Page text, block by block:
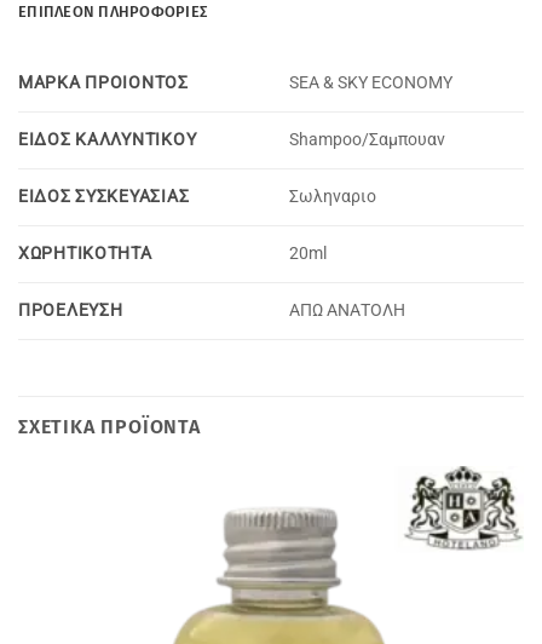
ΕΠΙΠΛΈΟΝ ΠΛΗΡΟΦΟΡΊΕΣ
ΜΑΡΚΑ ΠΡΟΙΟΝΤΟΣ SEA & SKY ECONOMY
ΕΙΔΟΣ ΚΑΛΛΥΝΤΙΚΟΥ Shampoo/Σαμπουαν
ΕΙΔΟΣ ΣΥΣΚΕΥΑΣΙΑΣ Σωληναριο
ΧΩΡΗΤΙΚΟΤΗΤΑ 20ml
ΠΡΟΕΛΕΥΣΗ ΑΠΩ ΑΝΑΤΟΛΗ
ΣΧΕΤΙΚΆ ΠΡΟΪΌΝΤΑ